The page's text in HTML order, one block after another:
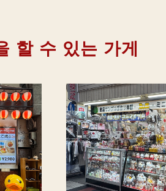
할 수 있는 가게